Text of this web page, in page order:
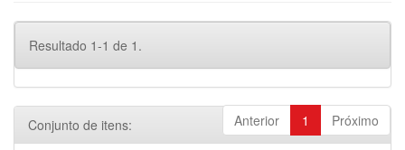
Resultado 1-1 de 1.
Anterior 1 Próximo
Conjunto de itens: